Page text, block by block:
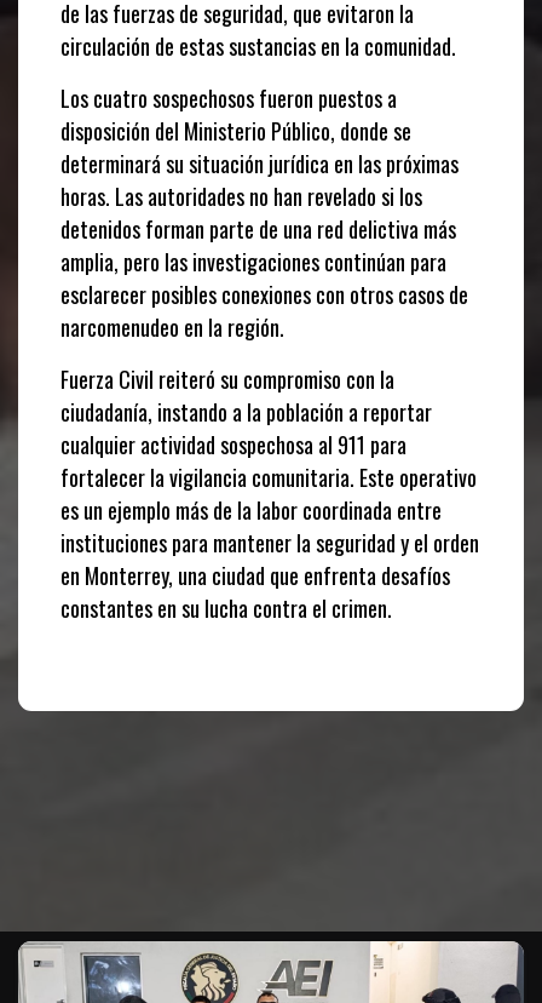
de las fuerzas de seguridad, que evitaron la
circulación de estas sustancias en la comunidad.
Los cuatro sospechosos fueron puestos a
disposición del Ministerio Público, donde se
determinará su situación jurídica en las próximas
horas. Las autoridades no han revelado si los
detenidos forman parte de una red delictiva más
amplia, pero las investigaciones continúan para
esclarecer posibles conexiones con otros casos de
narcomenudeo en la región.
Fuerza Civil reiteró su compromiso con la
ciudadanía, instando a la población a reportar
cualquier actividad sospechosa al 911 para
fortalecer la vigilancia comunitaria. Este operativo
es un ejemplo más de la labor coordinada entre
instituciones para mantener la seguridad y el orden
en Monterrey, una ciudad que enfrenta desafíos
constantes en su lucha contra el crimen.